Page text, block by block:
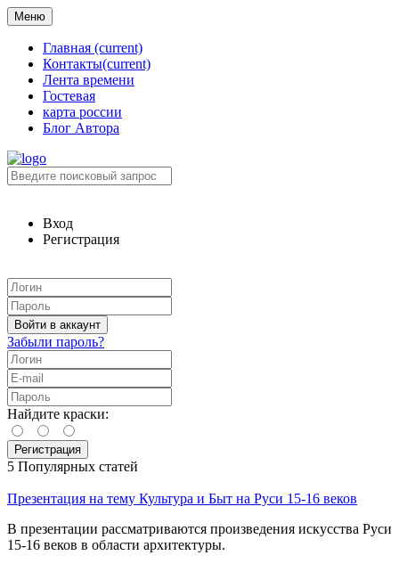
Меню
Главная (current)
Контакты(current)
Лента времени
Гостевая
карта россии
Блог Автора
Вход
Регистрация
Забыли пароль?
Найдите краски:
5 Популярных статей
Презентация на тему Культура и Быт на Руси 15-16 веков
В презентации рассматриваются произведения искусства Руси
15-16 веков в области архитектуры.